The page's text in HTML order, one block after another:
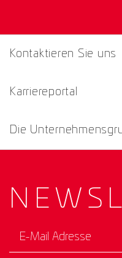
Kontaktieren Sie uns
Karriereportal
Die
NEWS­
E-Mail Adresse